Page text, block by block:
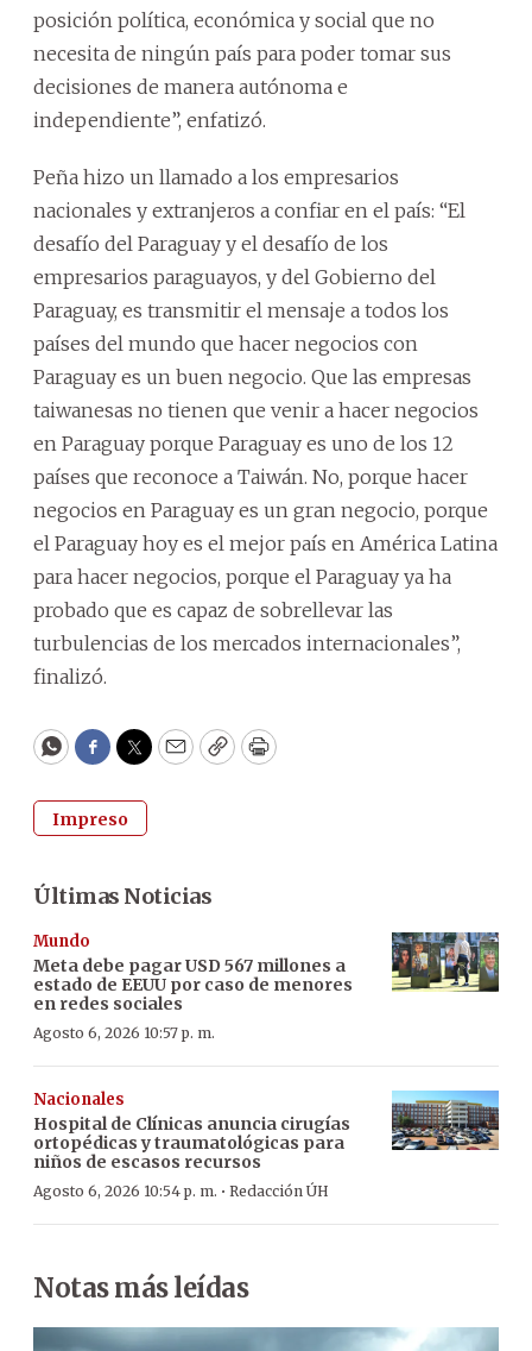
posición política, económica y social que no
necesita de ningún país para poder tomar sus
decisiones de manera autónoma e
independiente”, enfatizó.
Peña hizo un llamado a los empresarios
nacionales y extranjeros a confiar en el país: “El
desafío del Paraguay y el desafío de los
empresarios paraguayos, y del Gobierno del
Paraguay, es transmitir el mensaje a todos los
países del mundo que hacer negocios con
Paraguay es un buen negocio. Que las empresas
taiwanesas no tienen que venir a hacer negocios
en Paraguay porque Paraguay es uno de los 12
países que reconoce a Taiwán. No, porque hacer
negocios en Paraguay es un gran negocio, porque
el Paraguay hoy es el mejor país en América Latina
para hacer negocios, porque el Paraguay ya ha
probado que es capaz de sobrellevar las
turbulencias de los mercados internacionales”,
finalizó.
WhatsApp
Facebook
Twitter
EmailCopyPrint
Impreso
Últimas Noticias
Mundo
Meta debe pagar USD 567 millones a
estado de EEUU por caso de menores
en redes sociales
Agosto 6, 2026 10:57 p. m.
Nacionales
Hospital de Clínicas anuncia cirugías
ortopédicas y traumatológicas para
niños de escasos recursos
Agosto 6, 2026 10:54 p. m. · Redacción ÚH
Notas más leídas